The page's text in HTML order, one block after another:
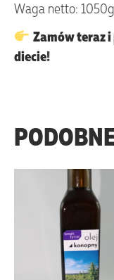
Waga netto: 1050g
Zamów teraz i
diecie!